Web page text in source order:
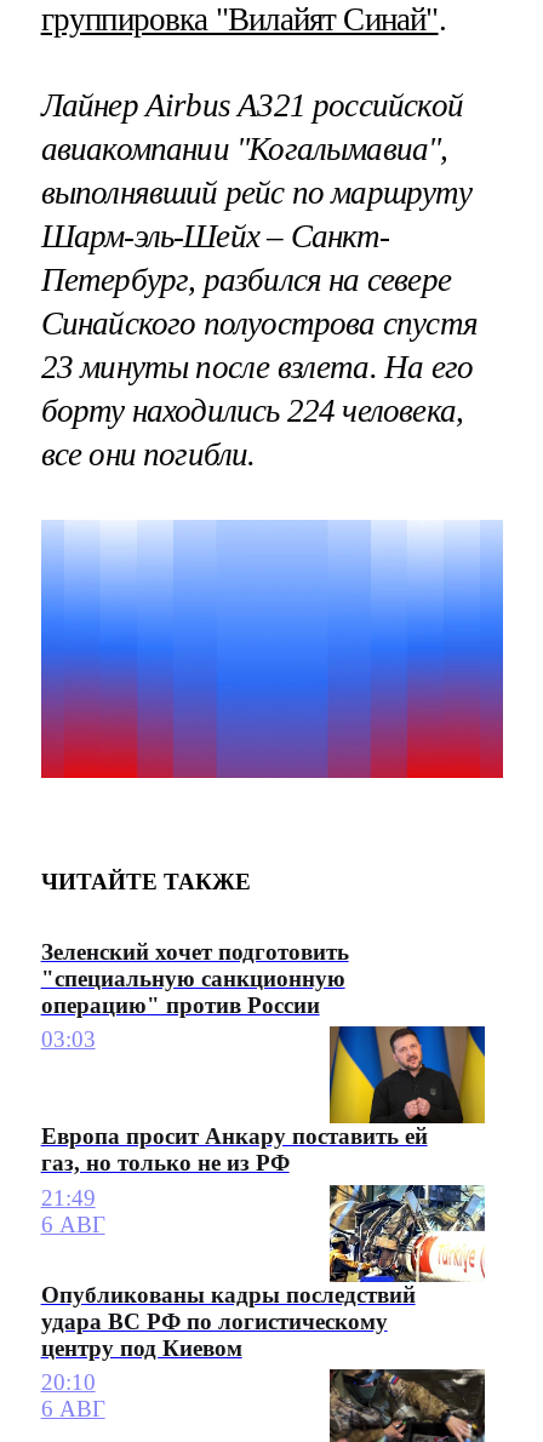
группировка "Вилайят Синай".
Лайнер Airbus A321 российской
авиакомпании "Когалымавиа",
выполнявший рейс по маршруту
Шарм-эль-Шейх – Санкт-
Петербург, разбился на севере
Синайского полуострова спустя
23 минуты после взлета. На его
борту находились 224 человека,
все они погибли.
ЧИТАЙТЕ ТАКЖЕ
Зеленский хочет подготовить
"специальную санкционную
операцию" против России
03:03
Европа просит Анкару поставить ей
газ, но только не из РФ
21:49
6 АВГ
Опубликованы кадры последствий
удара ВС РФ по логистическому
центру под Киевом
20:10
6 АВГ